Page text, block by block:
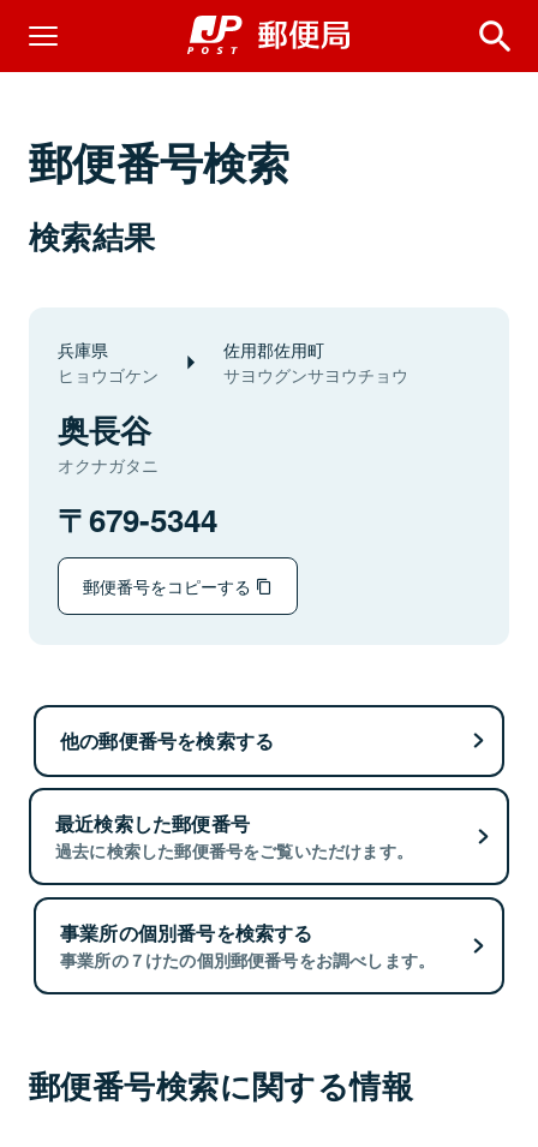
郵便番号検索
検索結果
兵庫県
ヒョウゴケン
佐用郡佐用町
サヨウグンサヨウチョウ
奥長谷
オクナガタニ
679-5344
郵便番号をコピーする
他の郵便番号を検索する
最近検索した郵便番号
過去に検索した郵便番号をご覧いただけます。
事業所の個別番号を検索する
事業所の７けたの個別郵便番号をお調べします。
郵便番号検索に関する情報